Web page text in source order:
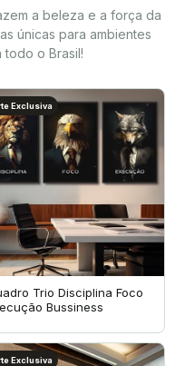
a beleza e a força da
únicas para ambientes
todo o Brasil!
Exclusiva
Trio Disciplina Foco
Bussiness
Exclusiva